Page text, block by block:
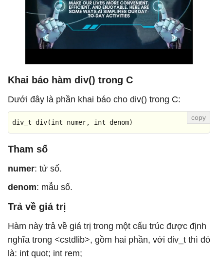
Khai báo hàm div() trong C
Dưới đây là phần khai báo cho div() trong C:
div_t div(int numer, int denom)
Tham số
numer: tử số.
denom: mẫu số.
Trả về giá trị
Hàm này trả về giá trị trong một cấu trúc được định
nghĩa trong <cstdlib>, gồm hai phần, với div_t thì đó
là: int quot; int rem;